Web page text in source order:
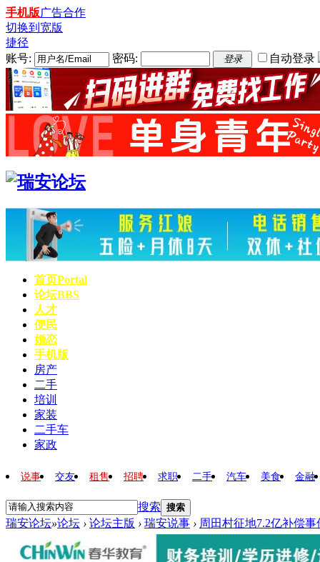
手机版广告合作
切换到宽版
捷径
账号:
密码: 登录 自动登录
首页Portal
论坛BBS
人才
便民
婚恋
手机版
房产
二手
培训
家装
二手车
家政
说事 交友 租售 招聘 求职 二手 汽车 美食 金融
搜索 搜索
瑞安论坛»论坛 › 论坛主版 › 瑞安说事 › 周田村征地7.2亿补偿事